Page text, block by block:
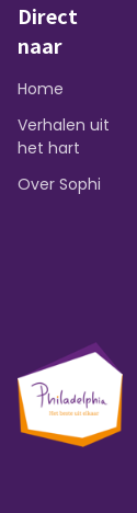
Direct
naar
Home
Verhalen uit
het hart
Over Sophi